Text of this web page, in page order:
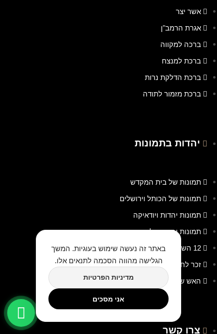
אשר יצר
אגרת הרמב"ן
ברכה למקווה
ברכת למנצח
ברכת הדלקת נרות
ברכת מזמור לתודה
יהדות בתמונות
תמונות של בית המקדש
תמונות של הכותל וירושלים
תמונות יהדות ויודאיקה
תמונות יהדות מלבניות
12 השבטים
זכר לחורבן בית המקדש
האש שלי
צרו קשר
באתר זה נעשה שימוש בעוגיות. המשך
הגלישה מהווה הסכמה לתנאים אלו.
מדיניות הפרטיות
אני מסכים